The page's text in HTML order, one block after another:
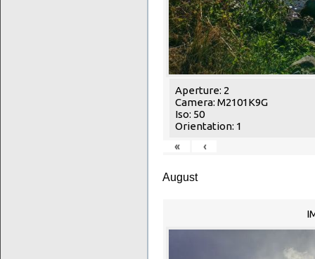
Aperture: 2
Camera: M2101K9G
Iso: 50
Orientation: 1
«
‹
August